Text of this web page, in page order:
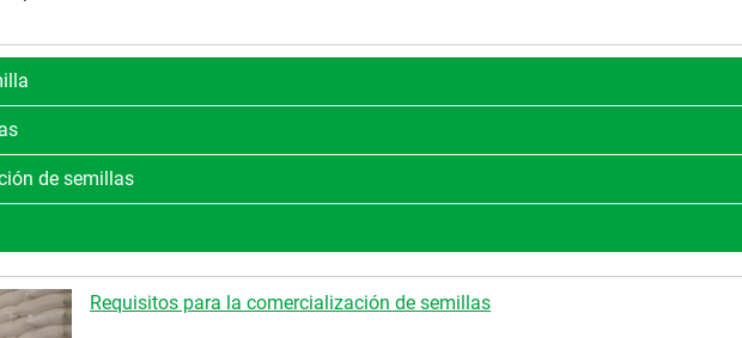
de semillas
Requisitos para la comercialización de semillas